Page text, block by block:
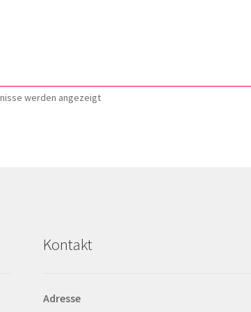
werden angezeigtNach
Kontakt
Adresse